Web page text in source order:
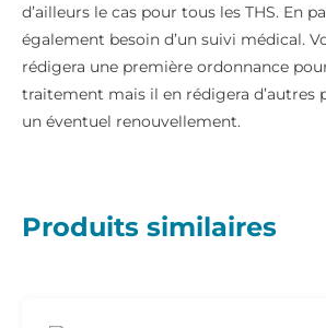
d’ailleurs le cas pour tous les THS. En
également besoin d’un suivi médical.
rédigera une première ordonnance
traitement mais il en rédigera d’autres
un éventuel renouvellement.
Produits similaires